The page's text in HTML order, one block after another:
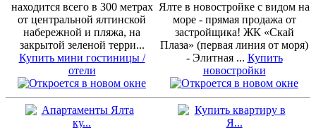
находится всего в 300 метрах
от центральной ялтинской
набережной и пляжа, на
закрытой зеленой терри...
Купить мини гостиницы /
отели
Ялте в новостройке с видом на
море - прямая продажа от
застройщика! ЖК «Скай
Плаза» (первая линия от моря)
- Элитная ... Купить
новостройки